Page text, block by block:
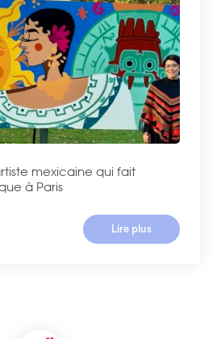
mexicaine qui fait
à Paris
Lire plus